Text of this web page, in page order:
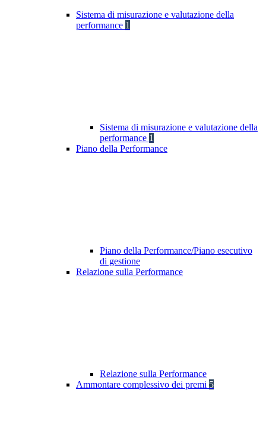
Sistema di misurazione e valutazione della
performance 1
Sistema di misurazione e valutazione della
performance 1
Piano della Performance
Piano della Performance/Piano esecutivo
di gestione
Relazione sulla Performance
Relazione sulla Performance
Ammontare complessivo dei premi 5